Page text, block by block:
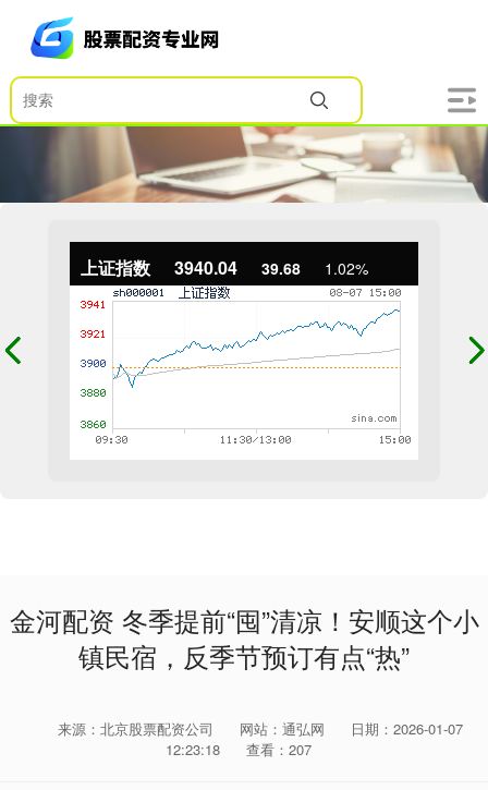
上证指数 3940.04 39.68 1.02%
金河配资 冬季提前“囤”清凉！安顺这个小
镇民宿，反季节预订有点“热”
来源：北京股票配资公司 网站：通弘网
日期：2026-01-07
12:23:18
查看：207